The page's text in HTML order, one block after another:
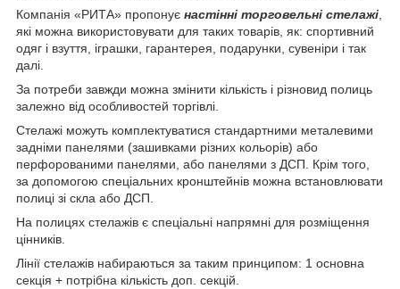
Компанія «РИТА» пропонує настінні торговельні стелажі
які можна використовувати для таких товарів, як: спортивний
одяг і взуття, іграшки, гарантерея, подарунки, сувеніри і так
далі.
За потреби завжди можна змінити кількість і різновид полиць
залежно від особливостей торгівлі.
Стелажі можуть комплектуватися стандартними металевими
задніми панелями (зашивками різних кольорів) або
перфорованими панелями, або панелями з ДСП. Крім того,
за допомогою спеціальних кронштейнів можна встановлювати
полиці зі скла або ДСП.
На полицях стелажів є спеціальні напрямні для розміщення
цінників.
Лінії стелажів набираються за таким принципом: 1 основна
секція + потрібна кількість доп. секцій.